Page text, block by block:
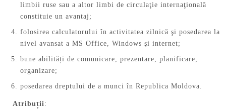
limbii ruse sau a altor limbi de circulaţie internaţională
constituie un avantaj;
folosirea calculatorului în activitatea zilnică şi posedarea la
nivel avansat a MS Office, Windows şi internet;
bune abilități de comunicare, prezentare, planificare,
organizare;
posedarea dreptului de a munci în Republica Moldova.
Atribuții: